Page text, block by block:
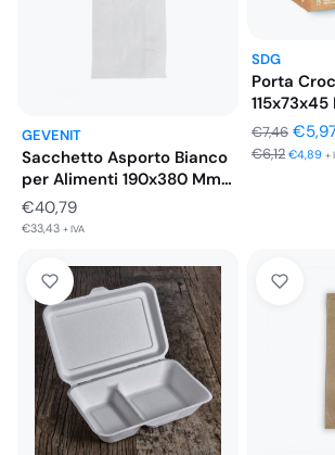
GEVENIT
Sacchetto Asporto Bianco
per Alimenti 190x380 Mm
1000…
€40,79
€33,43 + IVA
SDG
Porta
€7,46 Il
€
€6,12 €4,89 +